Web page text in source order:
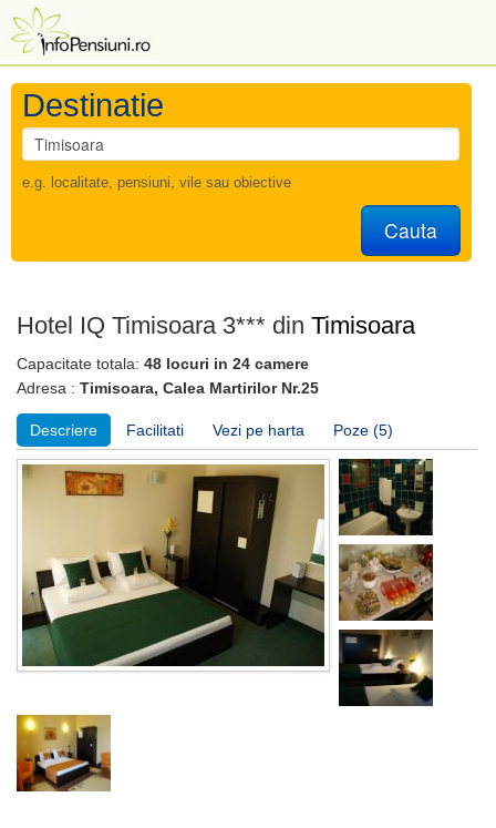
Destinatie
e.g. localitate, pensiuni, vile sau obiective
Cauta
Hotel IQ Timisoara 3*** din Timisoara
Capacitate totala: 48 locuri in 24 camere
Adresa : Timisoara, Calea Martirilor Nr.25
Descriere Facilitati Vezi pe harta Poze (5)